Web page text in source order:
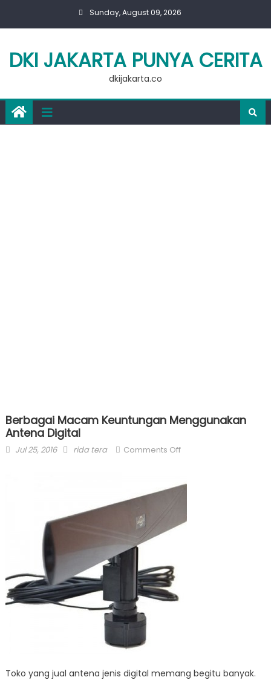
Sunday, August 09, 2026
DKI JAKARTA PUNYA CERITA
dkijakarta.co
Berbagai Macam Keuntungan Menggunakan
Antena Digital
Posted
Jul 25, 2016 Author
rida tera Comments Offon
Antena
Toko yang jual antena jenis digital memang begitu banyak.